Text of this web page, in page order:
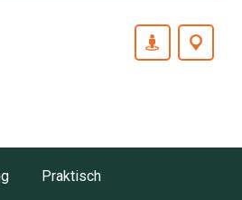
Praktisch